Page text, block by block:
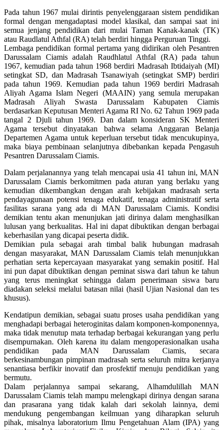
Pada tahun 1967 mulai dirintis penyelenggaraan sistem pendidikan
formal dengan mengadaptasi model klasikal, dan sampai saat ini
semua jenjang pendidikan dari mulai Taman Kanak-kanak (TK)
atau Raudlatul Athfal (RA) telah berdiri hingga Perguruan Tinggi.
Lembaga pendidikan formal pertama yang didirikan oleh Pesantren
Darussalam Ciamis adalah Raudhlatul Athfal (RA) pada tahun
1967, kemudian pada tahun 1968 berdiri Madrasah Ibtidaiyah (MI)
setingkat SD, dan Madrasah Tsanawiyah (setingkat SMP) berdiri
pada tahun 1969. Kemudian pada tahun 1969 berdiri Madrasah
Aliyah Agama Islam Negeri (MAAIN) yang semula merupakan
Madrasah Aliyah Swasta Darussalam Kabupaten Ciamis
berdasarkan Keputusan Menteri Agama RI No. 62 Tahun 1969 pada
tangal 2 Djuli tahun 1969. Dan dalam konsideran SK Menteri
Agama tersebut dinyatakan bahwa selama Anggaran Belanja
Departemen Agama untuk keperluan tersebut tidak mencukupinya,
maka biaya pembinaan selanjutnya dibebankan kepada Pengasuh
Pesantren Darussalam Ciamis.
Dalam perjalanannya yang telah mencapai usia 41 tahun ini, MAN
Darussalam Ciamis berkomitmen pada aturan yang berlaku yang
kemudian dikembangkan dengan arah kebijakan madrasah serta
pendayagunaan potensi tenaga edukatif, tenaga administratif serta
fasilitas sarana yang ada di MAN Darussalam Ciamis. Kondisi
demikian tentu akan menunjukan jati dirinya dalam menghasilkan
lulusan yang berkualitas. Hal ini dapat dibuktikan dengan berbagai
keberhasilan yang dicapai peserta didik.
Demikian pula sebagai arah timbal balik hubungan madrasah
dengan masyarakat, MAN Darussalam Ciamis telah menunjukkan
perhatian serta kepercayaan masyarakat yang semakin positif. Hal
ini pun dapat dibuktikan dengan peminat siswa dari tahun ke tahun
yang terus meningkat sehingga dalam penerimaan siswa baru
diadakan seleksi melalui batasan nilai (hasil Ujian Nasional dan tes
khusus).
Kendatipun demikian, sebagai suatu proses usaha pendidikan yang
menghadapi berbagai heteroginitas dalam komponen-komponennya,
maka tidak menutup mata terhadap berbagai kekurangan yang perlu
disempurnakan. Oleh karena itu dalam mengoperasionalkan usaha
pendidikan pada MAN Darussalam Ciamis, secara
berkesinambungan pimpinan madrasah serta seluruh mitra kerjanya
senantiasa berfikir inovatif dan prosfektif menuju pendidikan yang
bermutu.
Dalam perjalannya sampai sekarang, Alhamdulillah MAN
Darussalam Ciamis telah mampu melengkapi dirinya dengan sarana
dan prasarana yang tidak kalah dari sekolah lainnya, demi
mendukung pengembangan keilmuan yang diharapkan seluruh
pihak, misalnya laboratorium Ilmu Pengetahuan Alam (IPA) yang